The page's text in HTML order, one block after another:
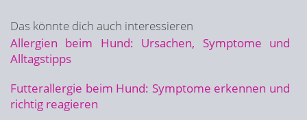
Das könnte dich auch interessieren
Allergien beim Hund: Ursachen, Symptome und
Alltagstipps
Futterallergie beim Hund: Symptome erkennen und
richtig reagieren